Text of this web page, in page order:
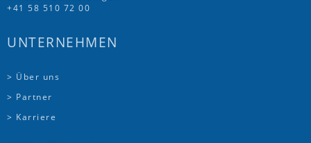
+41 58 510 72 00
UNTERNEHMEN
> Über uns
> Partner
> Karriere